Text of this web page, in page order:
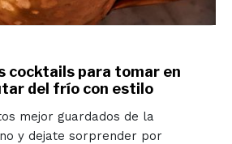
cocktails para tomar en
del frío con estilo
mejor guardados de la
y dejate sorprender por